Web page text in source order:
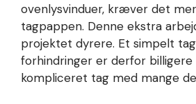
ovenlysvinduer, kræver det
tagpappen. Denne ekstra
projektet dyrere. Et simpelt
forhindringer er derfor billigere
kompliceret tag med mange